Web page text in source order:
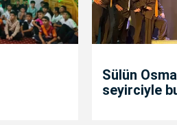
Sülün
seyirciyle